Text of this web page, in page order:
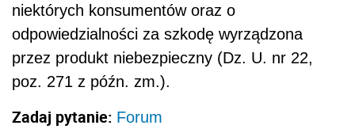
niektórych konsumentów oraz o
odpowiedzialności za szkodę wyrządzona
przez produkt niebezpieczny (Dz. U. nr 22,
poz. 271 z późn. zm.).
Zadaj pytanie: Forum